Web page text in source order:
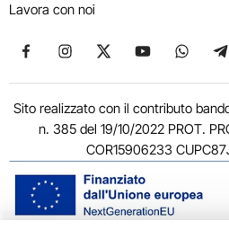
Lavora con noi
Seguici su Facebook
Seguici su Instagram
Seguici su X
Seguici su
Seguici
Sito realizzato con il contributo
n. 385 del 19/10/2022 PROT.
COR15906233